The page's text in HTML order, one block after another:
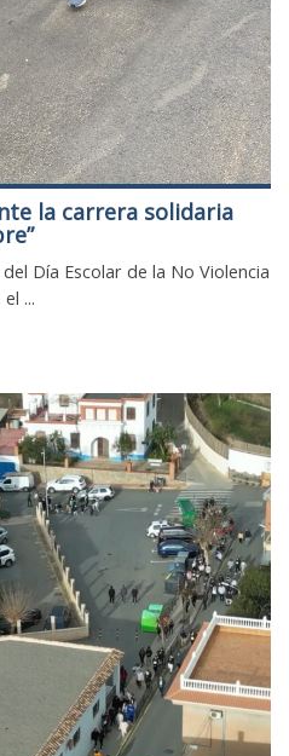
la carrera solidaria
Día Escolar de la No Violencia
...